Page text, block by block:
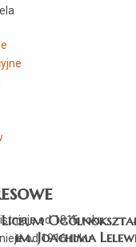
od 1916 roku
Liceum
im. Joachima